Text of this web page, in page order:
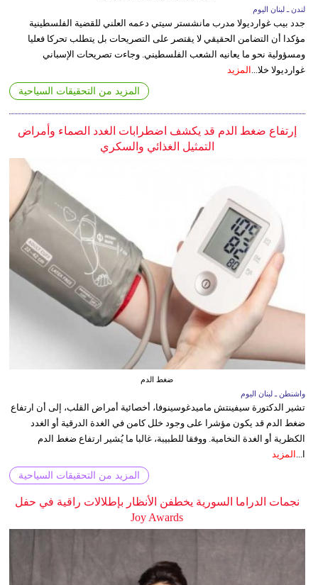
لندن ـ لبنان اليوم
جدد بيب غوارديولا مدرب مانشستر سيتي دعمه العلني للقضية الفلسطينية
مؤكدا أن التضامن الحقيقي لا يقتصر على التصريحات بل يتطلب تحركا فعليا
ومسؤولية نحو ما يعانيه الشعب الفلسطيني. وجاءت تصريحات الإسباني
غوارديولا خلا...
المزيد
المزيد من التحقيقات السياحية
إرتفاع ضغط الدم قد يكشف اضطرابات الغدد الصماء وأمراض
التمثيل الغذائي والسكري
ضغط الدم
واشنطن ـ لبنان اليوم
تشير الدكتورة سيفينتش ماميدغوسينوفا، أخصائية أمراض القلب، إلى أن ارتفاع
ضغط الدم قد يكون مؤشرا على وجود خلل كامن في الغدة الدرقية أو الغدد
الكظرية أو الغدة النخامية. ووفقا للطبيبة، غالبا ما يُشير ارتفاع ضغط الدم
ا... المزيد
المزيد من التحقيقات السياحية
نجمات الدراما السورية يخطفن الأنظار بإطلالات راقية في حفل
Joy Awards